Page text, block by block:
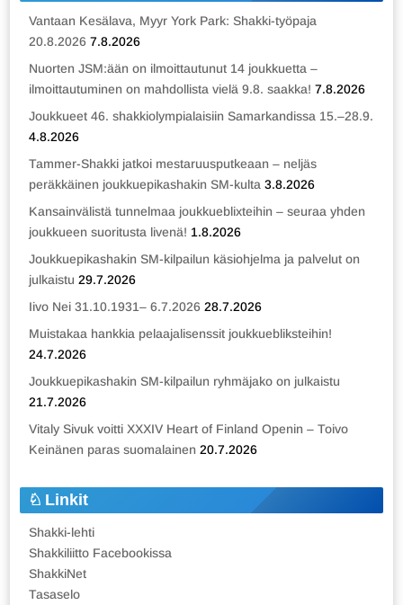
Vantaan Kesälava, Myyr York Park: Shakki-työpaja
20.8.2026 7.8.2026
Nuorten JSM:ään on ilmoittautunut 14 joukkuetta –
ilmoittautuminen on mahdollista vielä 9.8. saakka! 7.8.2026
Joukkueet 46. shakkiolympialaisiin Samarkandissa 15.–28.9.
4.8.2026
Tammer-Shakki jatkoi mestaruusputkeaan – neljäs
peräkkäinen joukkuepikashakin SM-kulta 3.8.2026
Kansainvälistä tunnelmaa joukkueblixteihin – seuraa yhden
joukkueen suoritusta livenä! 1.8.2026
Joukkuepikashakin SM-kilpailun käsiohjelma ja palvelut on
julkaistu 29.7.2026
Iivo Nei 31.10.1931– 6.7.2026 28.7.2026
Muistakaa hankkia pelaajalisenssit joukkuebliksteihin!
24.7.2026
Joukkuepikashakin SM-kilpailun ryhmäjako on julkaistu
21.7.2026
Vitaly Sivuk voitti XXXIV Heart of Finland Openin – Toivo
Keinänen paras suomalainen 20.7.2026
Linkit
Shakki-lehti
Shakkiliitto Facebookissa
ShakkiNet
Tasaselo